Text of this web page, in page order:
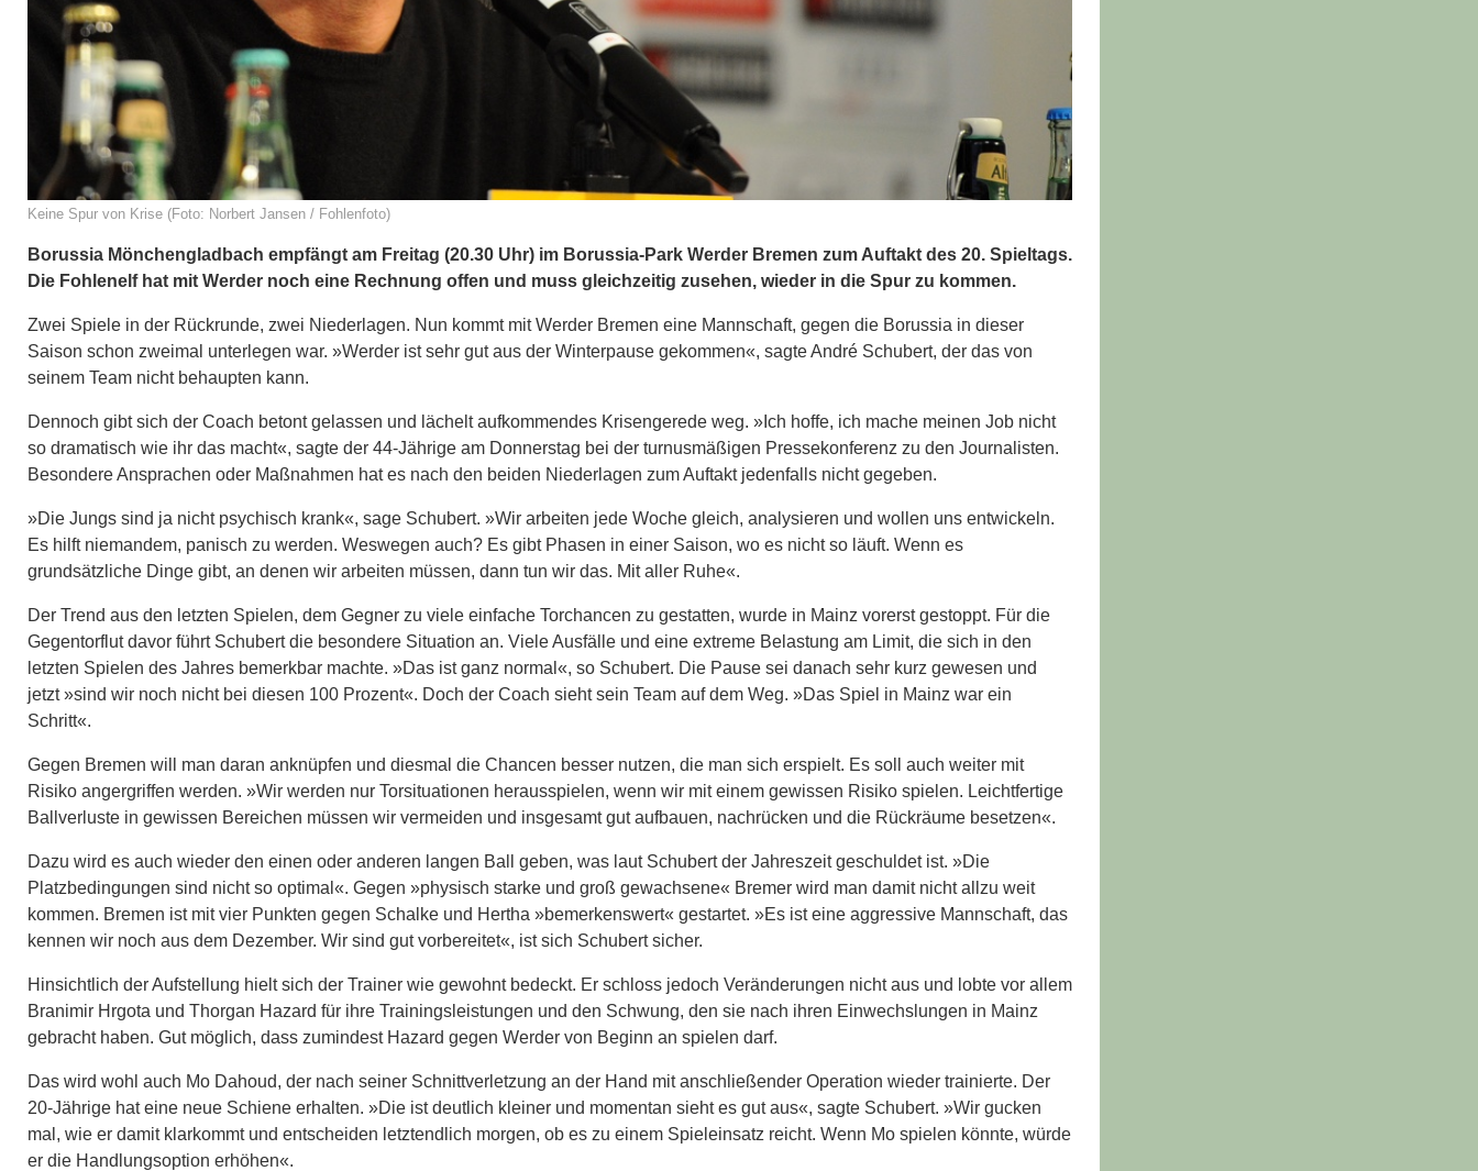
Keine Spur von Krise (Foto: Norbert Jansen / Fohlenfoto)
Borussia Mönchengladbach empfängt am Freitag (20.30 Uhr) im Borussia-Park Werder Bremen zum Auftakt des 20. Spieltags.
Die Fohlenelf hat mit Werder noch eine Rechnung offen und muss gleichzeitig zusehen, wieder in die Spur zu kommen.
Zwei Spiele in der Rückrunde, zwei Niederlagen. Nun kommt mit Werder Bremen eine Mannschaft, gegen die Borussia in dieser
Saison schon zweimal unterlegen war. »Werder ist sehr gut aus der Winterpause gekommen«, sagte André Schubert, der das von
seinem Team nicht behaupten kann.
Dennoch gibt sich der Coach betont gelassen und lächelt aufkommendes Krisengerede weg. »Ich hoffe, ich mache meinen Job nicht
so dramatisch wie ihr das macht«, sagte der 44-Jährige am Donnerstag bei der turnusmäßigen Pressekonferenz zu den Journalisten.
Besondere Ansprachen oder Maßnahmen hat es nach den beiden Niederlagen zum Auftakt jedenfalls nicht gegeben.
»Die Jungs sind ja nicht psychisch krank«, sage Schubert. »Wir arbeiten jede Woche gleich, analysieren und wollen uns entwickeln.
Es hilft niemandem, panisch zu werden. Weswegen auch? Es gibt Phasen in einer Saison, wo es nicht so läuft. Wenn es
grundsätzliche Dinge gibt, an denen wir arbeiten müssen, dann tun wir das. Mit aller Ruhe«.
Der Trend aus den letzten Spielen, dem Gegner zu viele einfache Torchancen zu gestatten, wurde in Mainz vorerst gestoppt. Für die
Gegentorflut davor führt Schubert die besondere Situation an. Viele Ausfälle und eine extreme Belastung am Limit, die sich in den
letzten Spielen des Jahres bemerkbar machte. »Das ist ganz normal«, so Schubert. Die Pause sei danach sehr kurz gewesen und
jetzt »sind wir noch nicht bei diesen 100 Prozent«. Doch der Coach sieht sein Team auf dem Weg. »Das Spiel in Mainz war ein
Schritt«.
Gegen Bremen will man daran anknüpfen und diesmal die Chancen besser nutzen, die man sich erspielt. Es soll auch weiter mit
Risiko angergriffen werden. »Wir werden nur Torsituationen herausspielen, wenn wir mit einem gewissen Risiko spielen. Leichtfertige
Ballverluste in gewissen Bereichen müssen wir vermeiden und insgesamt gut aufbauen, nachrücken und die Rückräume besetzen«.
Dazu wird es auch wieder den einen oder anderen langen Ball geben, was laut Schubert der Jahreszeit geschuldet ist. »Die
Platzbedingungen sind nicht so optimal«. Gegen »physisch starke und groß gewachsene« Bremer wird man damit nicht allzu weit
kommen. Bremen ist mit vier Punkten gegen Schalke und Hertha »bemerkenswert« gestartet. »Es ist eine aggressive Mannschaft, das
kennen wir noch aus dem Dezember. Wir sind gut vorbereitet«, ist sich Schubert sicher.
Hinsichtlich der Aufstellung hielt sich der Trainer wie gewohnt bedeckt. Er schloss jedoch Veränderungen nicht aus und lobte vor allem
Branimir Hrgota und Thorgan Hazard für ihre Trainingsleistungen und den Schwung, den sie nach ihren Einwechslungen in Mainz
gebracht haben. Gut möglich, dass zumindest Hazard gegen Werder von Beginn an spielen darf.
Das wird wohl auch Mo Dahoud, der nach seiner Schnittverletzung an der Hand mit anschließender Operation wieder trainierte. Der
20-Jährige hat eine neue Schiene erhalten. »Die ist deutlich kleiner und momentan sieht es gut aus«, sagte Schubert. »Wir gucken
mal, wie er damit klarkommt und entscheiden letztendlich morgen, ob es zu einem Spieleinsatz reicht. Wenn Mo spielen könnte, würde
er die Handlungsoption erhöhen«.